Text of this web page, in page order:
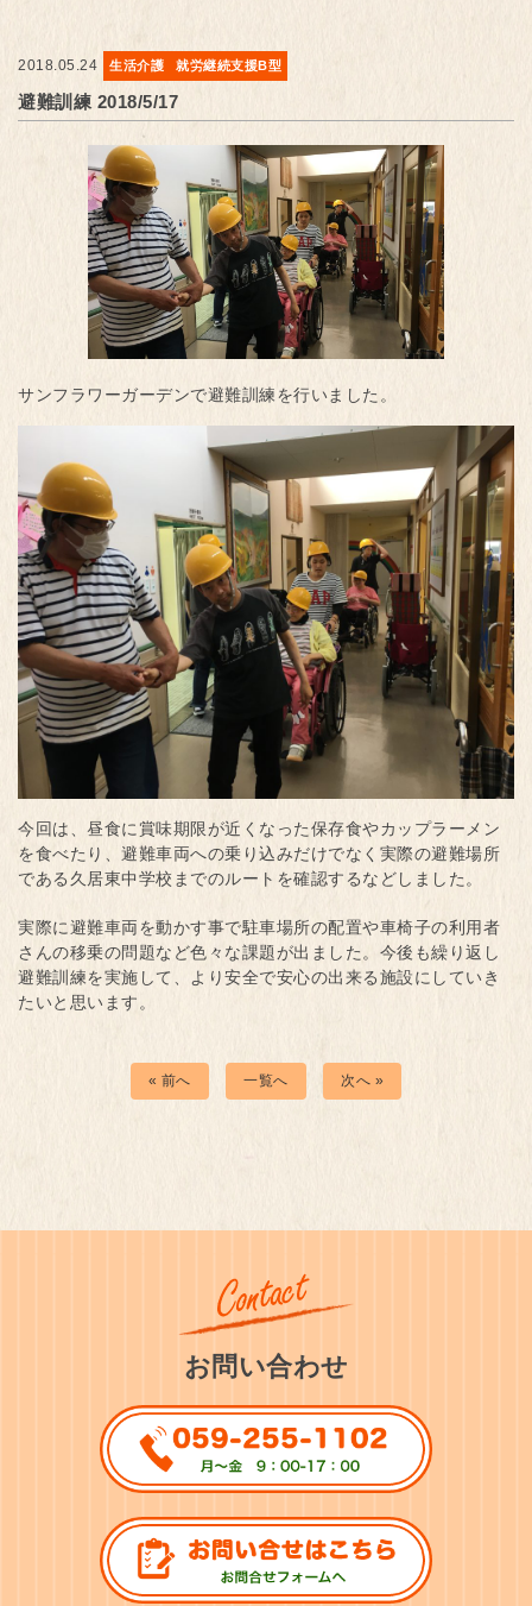
2018.05.24 生活介護 就労継続支援B型
避難訓練 2018/5/17
サンフラワーガーデンで避難訓練を行いました。
今回は、昼食に賞味期限が近くなった保存食やカップラーメン
を食べたり、避難車両への乗り込みだけでなく実際の避難場所
である久居東中学校までのルートを確認するなどしました。
実際に避難車両を動かす事で駐車場所の配置や車椅子の利用者
さんの移乗の問題など色々な課題が出ました。今後も繰り返し
避難訓練を実施して、より安全で安心の出来る施設にしていき
たいと思います。
« 前へ 一覧へ 次へ »
お問い合わせ